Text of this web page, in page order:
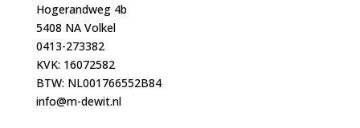
Hogerandweg 4b
5408 NA Volkel
0413-273382
KVK: 16072582
BTW: NL001766552B84
info@m-dewit.nl